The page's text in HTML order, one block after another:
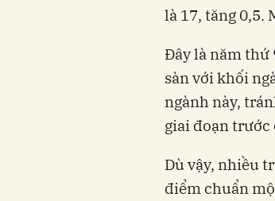
là 17, tăng 0,5.
Đây là năm thứ
sàn với khối
ngành này,
giai đoạn trước
Dù vậy, nhiều
điểm chuẩn